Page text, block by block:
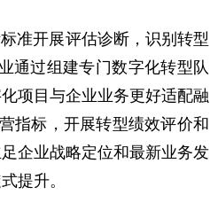
准开展评估诊断，识别转型
通过组建专门数字化转型队
项目与企业业务更好适配融
指标，开展转型绩效评价和
企业战略定位和最新业务发
提升。